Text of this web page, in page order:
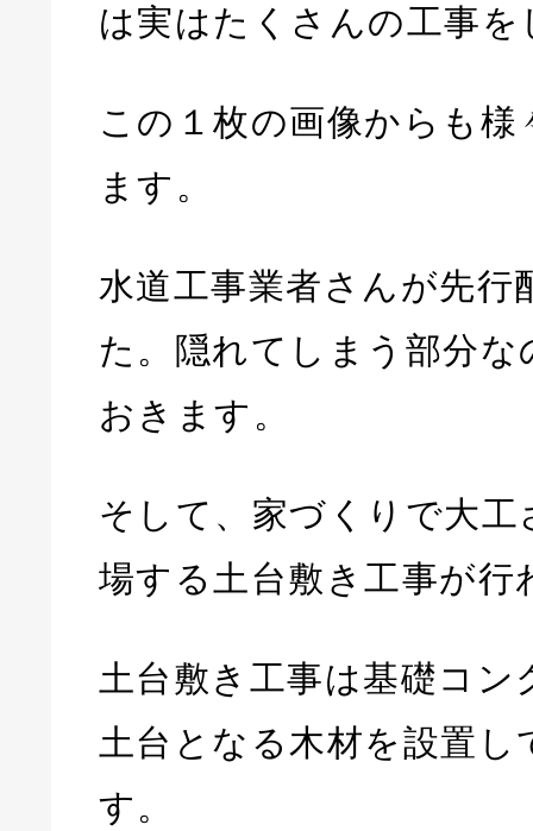
は実はたくさんの工事
この１枚の画像からも様
ます。
水道工事業者さんが先行
た。隠れてしまう部分
おきます。
そして、家づくりで大
場する土台敷き工事が行
土台敷き工事は基礎コン
土台となる木材を設置し
す。